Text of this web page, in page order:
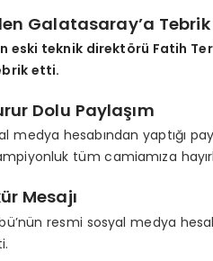
Galatasaray’a Tebrik
eski teknik direktörü Fatih
etti.
Dolu Paylaşım
medya hesabından yaptığı
tüm camiamıza
Mesajı
resmi sosyal medya